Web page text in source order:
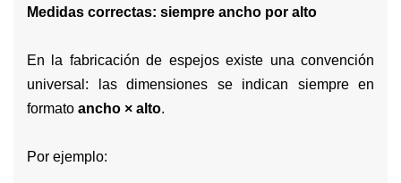
Medidas correctas: siempre ancho por alto
En la fabricación de espejos existe una convención
universal: las dimensiones se indican siempre en
formato ancho × alto.
Por ejemplo: